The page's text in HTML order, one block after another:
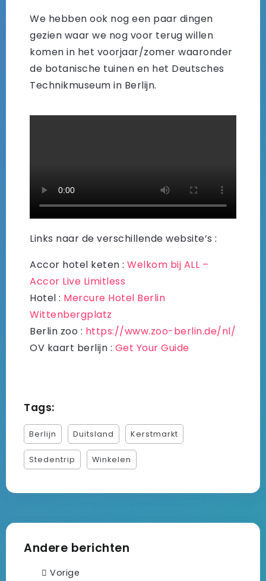
We hebben ook nog een paar dingen
gezien waar we nog voor terug willen
komen in het voorjaar/zomer waaronder
de botanische tuinen en het Deutsches
Technikmuseum in Berlijn.
Links naar de verschillende website’s :
Accor hotel keten : Welkom bij ALL –
Accor Live Limitless
Hotel : Mercure Hotel Berlin
Wittenbergplatz
Berlin zoo : https://www.zoo-berlin.de/nl/
OV kaart berlijn : Get Your Guide
Tags:
Berlijn Duitsland Kerstmarkt
Stedentrip Winkelen
Andere berichten
Vorige